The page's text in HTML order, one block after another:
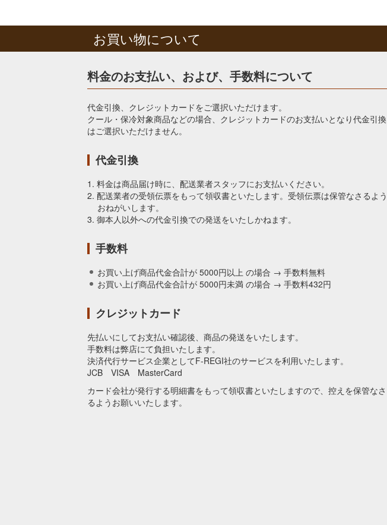
お買い物について
料金のお支払い、および、手数料について
代金引換、クレジットカードをご選択いただけます。
クール・保冷対象商品などの場合、クレジットカードのお支払いとなり代金引換
はご選択いただけません。
代金引換
1. 料金は商品届け時に、配送業者スタッフにお支払いください。
2. 配送業者の受領伝票をもって領収書といたします。受領伝票は保管なさるよう
おねがいします。
3. 御本人以外への代金引換での発送をいたしかねます。
手数料
お買い上げ商品代金合計が 5000円以上 の場合 → 手数料無料
お買い上げ商品代金合計が 5000円未満 の場合 → 手数料432円
クレジットカード
先払いにしてお支払い確認後、商品の発送をいたします。
手数料は弊店にて負担いたします。
決済代行サービス企業としてF-REGI社のサービスを利用いたします。
JCB VISA MasterCard
カード会社が発行する明細書をもって領収書といたしますので、控えを保管なさ
るようお願いいたします。